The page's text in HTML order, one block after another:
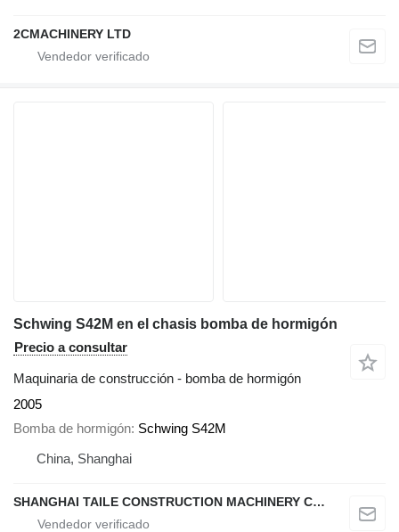
2CMACHINERY LTD
Schwing S42M en el chasis bomba de hormigón
Precio a consultar
Maquinaria de construcción - bomba de hormigón
2005
Bomba de hormigón Schwing S42M
China, Shanghai
SHANGHAI TAILE CONSTRUCTION MACHINERY CO.,LID